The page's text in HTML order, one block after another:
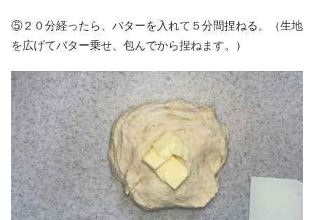
⑤２０分経ったら、バターを入れて５分間捏ねる。（生地
を広げてバター乗せ、包んでから捏ねます。）